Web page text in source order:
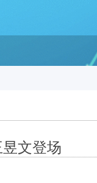
文登场